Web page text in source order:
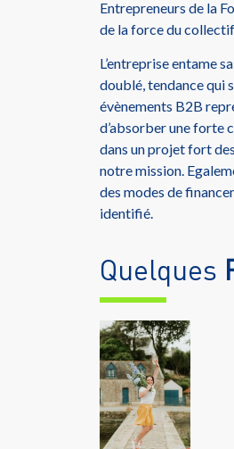
Entrepreneurs de la
de la force du
L’entreprise entame
doublé, tendance qui
évènements B2B
d’absorber une forte
dans un projet fort
notre mission.
des modes de
identifié.
Quelques